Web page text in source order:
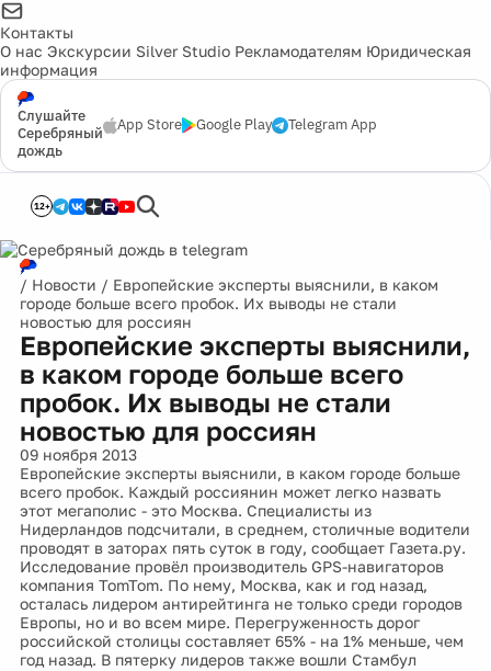
Контакты
О нас Экскурсии Silver Studio Рекламодателям Юридическая
информация
Слушайте
Серебряный
дождь
App Store Google Play Telegram App
12+
/ Новости / Европейские эксперты выяснили, в каком
городе больше всего пробок. Их выводы не стали
новостью для россиян
Европейские эксперты выяснили,
в каком городе больше всего
пробок. Их выводы не стали
новостью для россиян
09 ноября 2013
Европейские эксперты выяснили, в каком городе больше
всего пробок. Каждый россиянин может легко назвать
этот мегаполис - это Москва. Специалисты из
Нидерландов подсчитали, в среднем, столичные водители
проводят в заторах пять суток в году, сообщает Газета.ру.
Исследование провёл производитель GPS-навигаторов
компания TomTom. По нему, Москва, как и год назад,
осталась лидером антирейтинга не только среди городов
Европы, но и во всем мире. Перегруженность дорог
российской столицы составляет 65% - на 1% меньше, чем
год назад. В пятерку лидеров также вошли Стамбул